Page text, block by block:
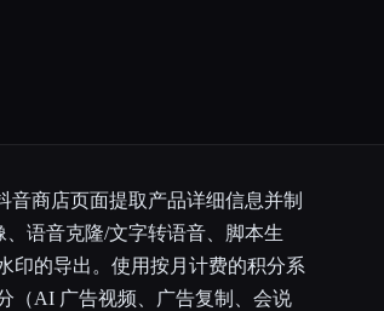
音商店页面提取产品详细信息并制
语音克隆/文字转语音、脚本生
印的导出。使用按月计费的积分系
（AI 广告视频、广告复制、会说